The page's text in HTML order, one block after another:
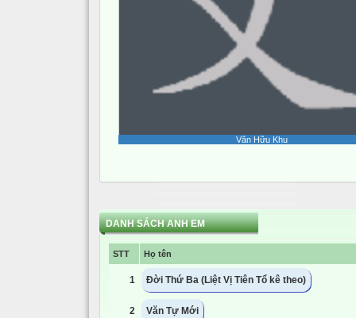
Văn Hữu Khu
DANH SÁCH ANH EM
STT Họ tên
1 Đời Thứ Ba (Liệt Vị Tiên Tổ kê theo)
2 Văn Tự Mới